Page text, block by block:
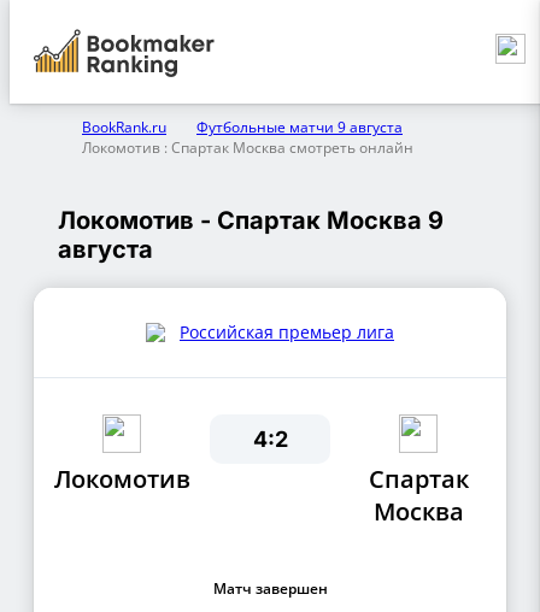
BookRank.ru
Футбольные матчи 9 августа
Локомотив : Спартак Москва смотреть онлайн
Локомотив - Спартак Москва 9
августа
Российская премьер лига
Локомотив
4:2
Спартак
Москва
Матч завершен